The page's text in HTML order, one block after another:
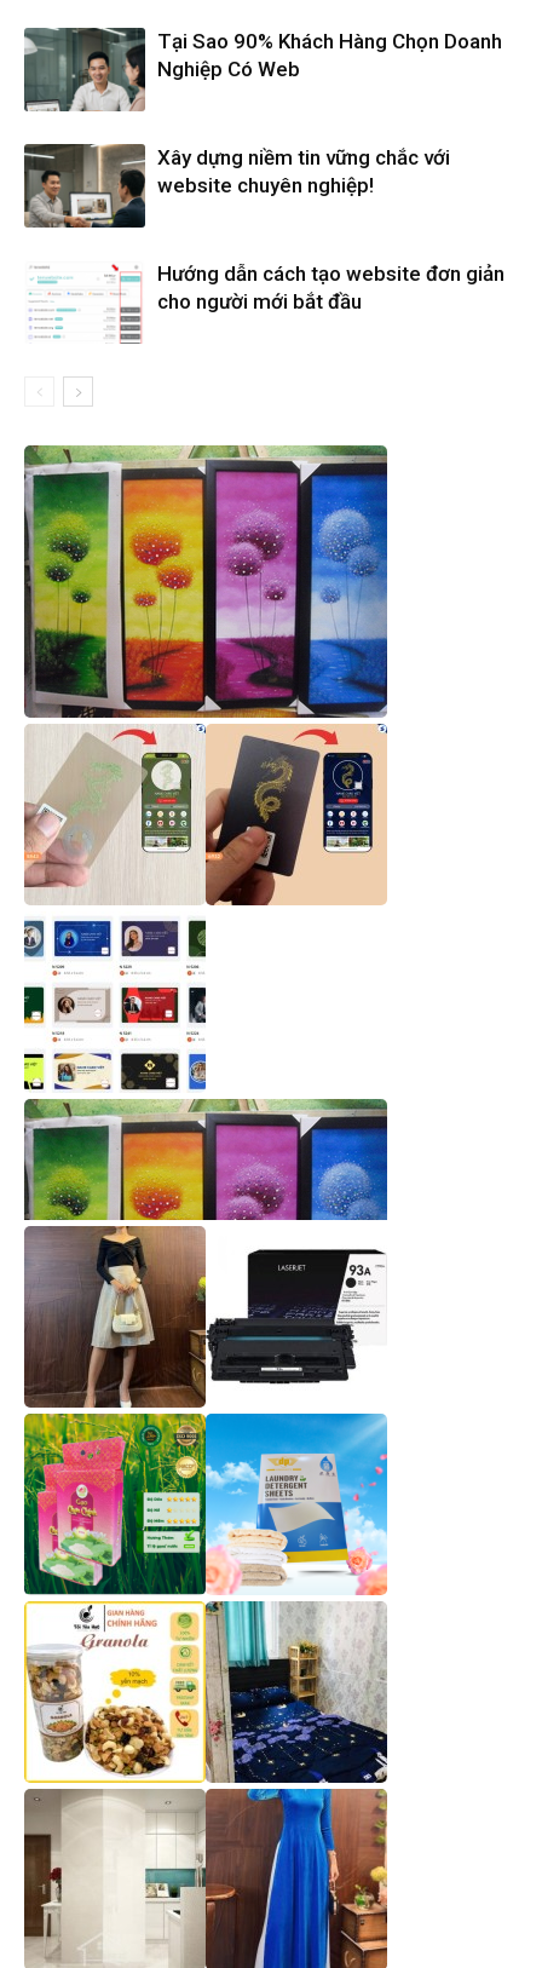
Tại Sao 90% Khách Hàng Chọn Doanh
Nghiệp Có Web
Xây dựng niềm tin vững chắc với
website chuyên nghiệp!
Hướng dẫn cách tạo website đơn giản
cho người mới bắt đầu